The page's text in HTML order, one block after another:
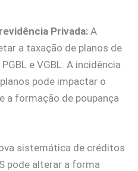
Privada: A
a taxação de planos de
e VGBL. A incidência
pode impactar o
a formação de poupança
sistemática de créditos
pode alterar a forma